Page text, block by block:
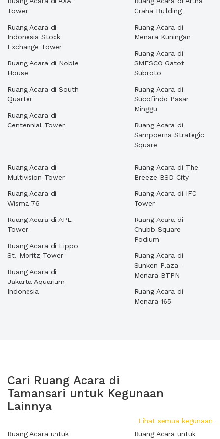
Tower
Ruang Acara di
Indonesia Stock
Exchange Tower
Ruang Acara di Noble
House
Ruang Acara di South
Quarter
Ruang Acara di
Centennial Tower
Graha Building
Ruang Acara di
Menara Kuningan
Ruang Acara di
SMESCO Gatot
Subroto
Ruang Acara di
Sucofindo Pasar
Minggu
Ruang Acara di
Sampoerna Strategic
Square
Ruang Acara di
Multivision Tower
Ruang Acara di
Wisma 76
Ruang Acara di APL
Tower
Ruang Acara di Lippo
St. Moritz Tower
Ruang Acara di
Jakarta Aquarium
Indonesia
Ruang Acara di The
Breeze BSD City
Ruang Acara di IFC
Tower
Ruang Acara di
Chubb Square
Podium
Ruang Acara di
Sunken Plaza -
Menara BTPN
Ruang Acara di
Menara 165
Cari Ruang Acara di
Tamansari untuk Kegunaan
Lainnya
Lihat semua kegunaan
Ruang Acara untuk
Ruang Acara untuk